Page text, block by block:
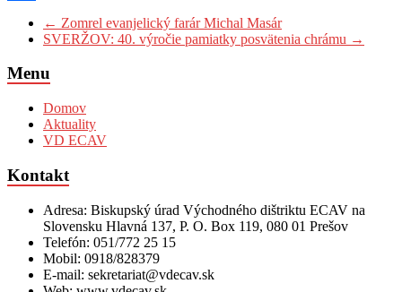
← Zomrel evanjelický farár Michal Masár
SVERŽOV: 40. výročie pamiatky posvätenia chrámu →
Menu
Domov
Aktuality
VD ECAV
Kontakt
Adresa: Biskupský úrad Východného dištriktu ECAV na
Slovensku Hlavná 137, P. O. Box 119, 080 01 Prešov
Telefón: 051/772 25 15
Mobil: 0918/828379
E-mail: sekretariat@vdecav.sk